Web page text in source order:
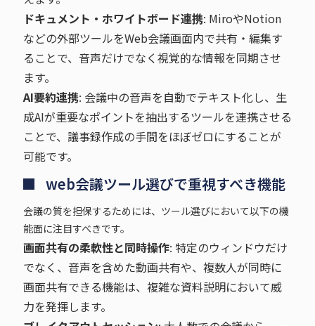
ドキュメント・ホワイトボード連携: MiroやNotion
などの外部ツールをWeb会議画面内で共有・編集す
ることで、音声だけでなく視覚的な情報を同期させ
ます。
AI要約連携: 会議中の音声を自動でテキスト化し、生
成AIが重要なポイントを抽出するツールを連携させる
ことで、議事録作成の手間をほぼゼロにすることが
可能です。
web会議ツール選びで重視すべき機能
会議の質を担保するためには、ツール選びにおいて以下の機
能面に注目すべきです。
画面共有の柔軟性と同時操作: 特定のウィンドウだけ
でなく、音声を含めた動画共有や、複数人が同時に
画面共有できる機能は、複雑な資料説明において威
力を発揮します。